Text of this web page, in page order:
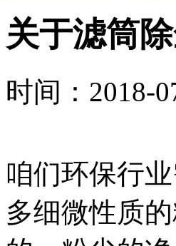
关于滤筒
时间：2018-
咱们环保行
多细微性质